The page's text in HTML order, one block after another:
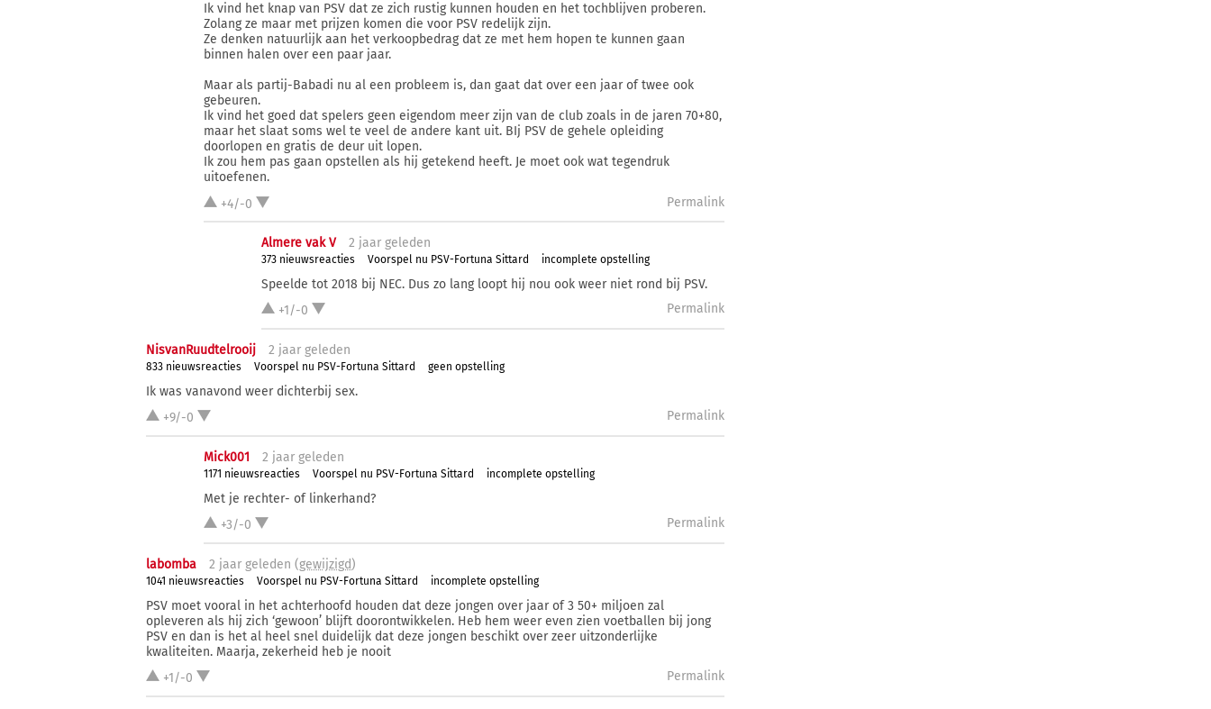
Ik vind het knap van PSV dat ze zich rustig kunnen houden en het tochblijven proberen.
Zolang ze maar met prijzen komen die voor PSV redelijk zijn.
Ze denken natuurlijk aan het verkoopbedrag dat ze met hem hopen te kunnen gaan
binnen halen over een paar jaar.
Maar als partij-Babadi nu al een probleem is, dan gaat dat over een jaar of twee ook
gebeuren.
Ik vind het goed dat spelers geen eigendom meer zijn van de club zoals in de jaren 70+80,
maar het slaat soms wel te veel de andere kant uit. BIj PSV de gehele opleiding
doorlopen en gratis de deur uit lopen.
Ik zou hem pas gaan opstellen als hij getekend heeft. Je moet ook wat tegendruk
uitoefenen.
+4/-0
Permalink
Almere vak V 2 jaar geleden
373 nieuwsreacties Voorspel nu PSV-Fortuna Sittard incomplete opstelling
Speelde tot 2018 bij NEC. Dus zo lang loopt hij nou ook weer niet rond bij PSV.
+1/-0
Permalink
NisvanRuudtelrooij 2 jaar geleden
833 nieuwsreacties Voorspel nu PSV-Fortuna Sittard geen opstelling
Ik was vanavond weer dichterbij sex.
+9/-0
Permalink
Mick001 2 jaar geleden
1171 nieuwsreacties Voorspel nu PSV-Fortuna Sittard incomplete opstelling
Met je rechter- of linkerhand?
+3/-0
Permalink
labomba 2 jaar geleden (gewijzigd)
1041 nieuwsreacties Voorspel nu PSV-Fortuna Sittard incomplete opstelling
PSV moet vooral in het achterhoofd houden dat deze jongen over jaar of 3 50+ miljoen zal
opleveren als hij zich ‘gewoon’ blijft doorontwikkelen. Heb hem weer even zien voetballen bij jong
PSV en dan is het al heel snel duidelijk dat deze jongen beschikt over zeer uitzonderlijke
kwaliteiten. Maarja, zekerheid heb je nooit
+1/-0
Permalink